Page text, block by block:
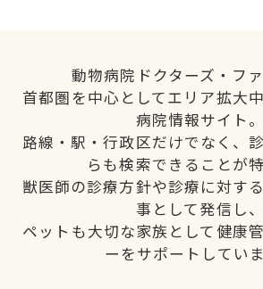
動物病院ドクターズ・ファ
首都圏を中心としてエリア拡大
病院情報サイト。
路線・駅・行政区だけでなく、
らも検索できることが特
獣医師の診療方針や診療に対す
事として発信し、
ペットも大切な家族として健康
ーをサポートしていま